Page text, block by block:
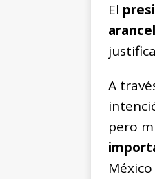
c
e
b
o
o
k
El
A
pero
México